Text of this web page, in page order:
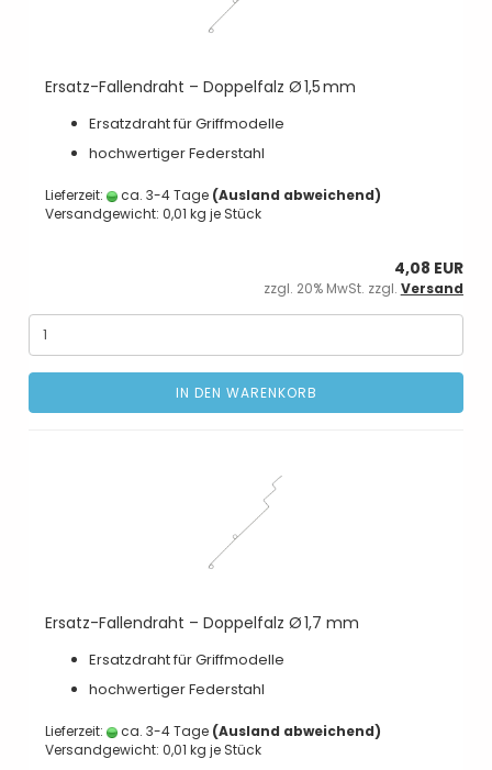
Ersatz-Fallendraht – Doppelfalz Ø 1,5 mm
Ersatzdraht für Griffmodelle
hochwertiger Federstahl
Lieferzeit: ca. 3-4 Tage (Ausland abweichend)
Versandgewicht:0,01 kg je Stück
4,08 EUR
zzgl. 20% MwSt. zzgl. Versand
IN DEN WARENKORB
Ersatz-Fallendraht – Doppelfalz Ø 1,7 mm
Ersatzdraht für Griffmodelle
hochwertiger Federstahl
Lieferzeit: ca. 3-4 Tage (Ausland abweichend)
Versandgewicht:0,01 kg je Stück